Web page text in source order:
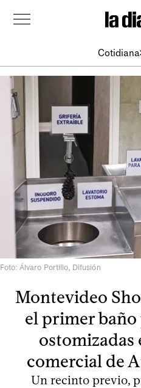
Cotidiana
Foto: Álvaro Portillo, Difusión
Montevideo
el primer baño
ostomizadas
comercial de
Un recinto previo,